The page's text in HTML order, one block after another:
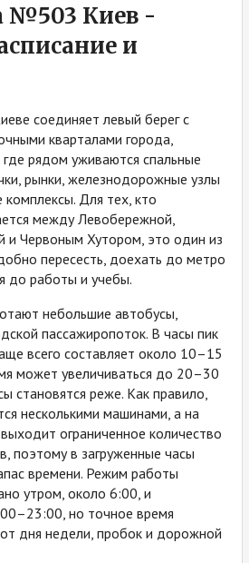
№503 Киев -
и
соединяет левый берег с
кварталами города,
рядом уживаются спальные
рынки, железнодорожные узлы
Для тех, кто
между Левобережной,
и Червоным Хутором, это один из
пересесть, доехать до метро
до работы и учебы.
небольшие автобусы,
пассажиропоток. В часы пик
всего составляет около 10–15
может увеличиваться до 20–30
становятся реже. Как правило,
несколькими машинами, а на
ограниченное количество
поэтому в загруженные часы
времени. Режим работы
утром, около 6:00, и
но точное время
дня недели, пробок и дорожной